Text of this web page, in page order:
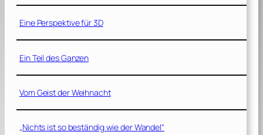
Eine Perspektive für 3D
Ein Teil des Ganzen
Vom Geist der Weihnacht
„Nichts ist so beständig wie der Wandel“